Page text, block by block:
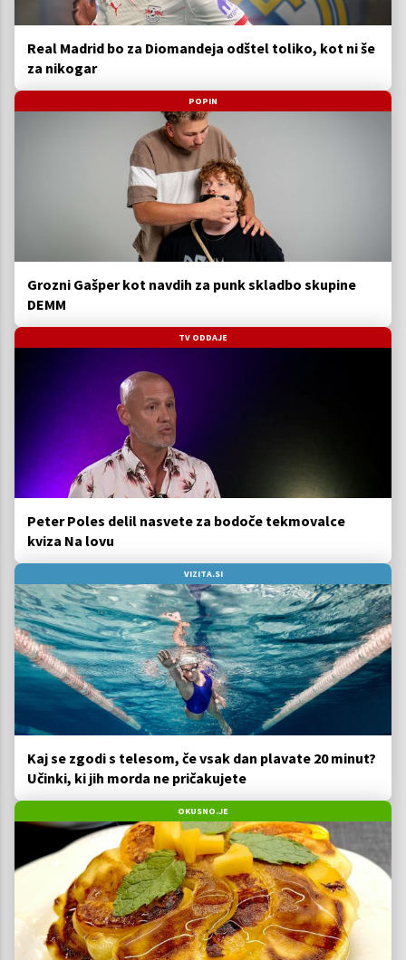
Real Madrid bo za Diomandeja odštel toliko, kot ni še
za nikogar
POPIN
Grozni Gašper kot navdih za punk skladbo skupine
DEMM
TV ODDAJE
Peter Poles delil nasvete za bodoče tekmovalce
kviza Na lovu
VIZITA.SI
Kaj se zgodi s telesom, če vsak dan plavate 20 minut?
Učinki, ki jih morda ne pričakujete
OKUSNO.JE